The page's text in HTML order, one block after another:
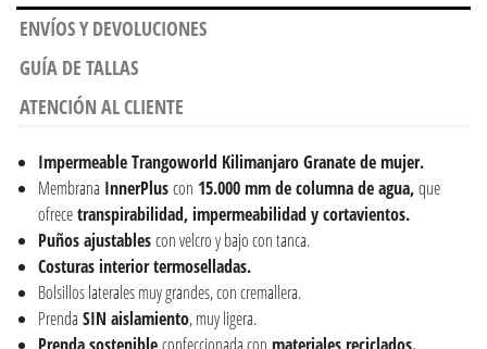
ENVÍOS Y DEVOLUCIONES
GUÍA DE TALLAS
ATENCIÓN AL CLIENTE
Impermeable Trangoworld Kilimanjaro Granate de mujer.
Membrana InnerPluscon 15.000 mm de columna de agua,que
ofrecetranspirabilidad, impermeabilidad y cortavientos.
Puños ajustablescon velcro y bajo con tanca.
Costuras interior termoselladas.
Bolsillos laterales muy grandes, con cremallera.
Prenda SIN aislamiento, muy ligera.
Prenda sostenibleconfeccionada con materiales reciclados.